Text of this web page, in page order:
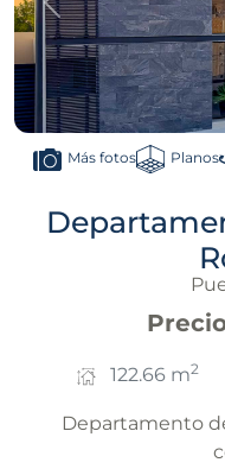
Anterior
Más fotos Planos
122.66 m2
Departamento